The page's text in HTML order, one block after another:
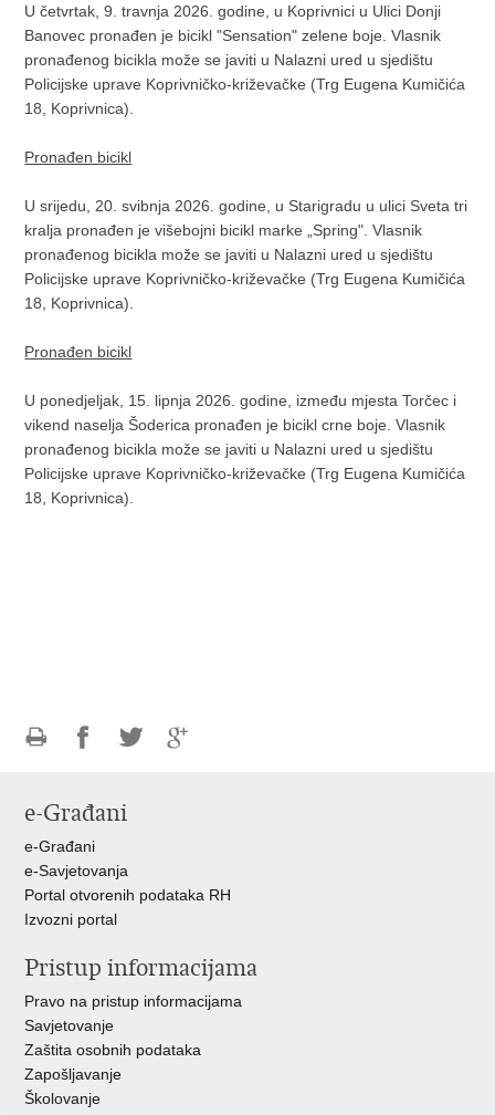
U četvrtak, 9. travnja 2026. godine, u Koprivnici u Ulici Donji
Banovec pronađen je bicikl "Sensation" zelene boje. Vlasnik
pronađenog bicikla može se javiti u Nalazni ured u sjedištu
Policijske uprave Koprivničko-križevačke (Trg Eugena Kumičića
18, Koprivnica).
Pronađen bicikl
U srijedu, 20. svibnja 2026. godine, u Starigradu u ulici Sveta tri
kralja pronađen je višebojni bicikl marke „Spring". Vlasnik
pronađenog bicikla može se javiti u Nalazni ured u sjedištu
Policijske uprave Koprivničko-križevačke (Trg Eugena Kumičića
18, Koprivnica).
Pronađen bicikl
U ponedjeljak, 15. lipnja 2026. godine, između mjesta Torčec i
vikend naselja Šoderica pronađen je bicikl crne boje. Vlasnik
pronađenog bicikla može se javiti u Nalazni ured u sjedištu
Policijske uprave Koprivničko-križevačke (Trg Eugena Kumičića
18, Koprivnica).
FacebookuTwitteru
e-Građani
e-Građani
e-Savjetovanja
Portal otvorenih podataka RH
Izvozni portal
Pristup informacijama
Pravo na pristup informacijama
Savjetovanje
Zaštita osobnih podataka
Zapošljavanje
Školovanje